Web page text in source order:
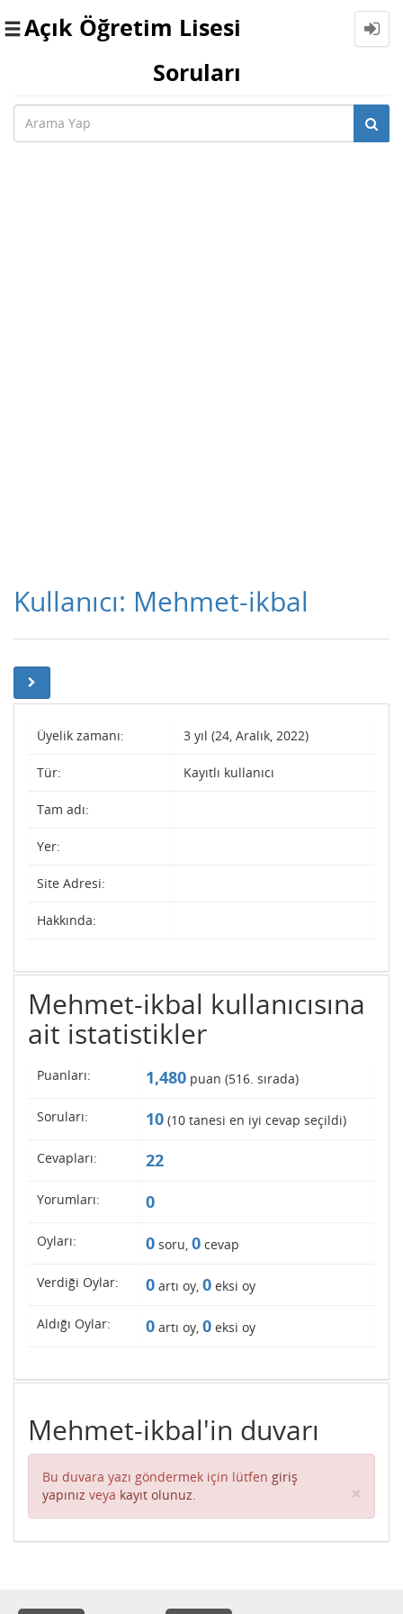
Toggle
Açık Öğretim Lisesi
Soruları
Kullanıcı: Mehmet-ikbal
Üyelik zamanı: 3 yıl (24, Aralık, 2022)
Tür: Kayıtlı kullanıcı
Tam adı:
Yer:
Site Adresi:
Hakkında:
Mehmet-ikbal kullanıcısına
ait istatistikler
Puanları: 1,480 puan (516. sırada)
Soruları: 10 (10 tanesi en iyi cevap seçildi)
Cevapları: 22
Yorumları: 0
Oyları: 0 soru, 0 cevap
Verdiği Oylar: 0 artı oy, 0 eksi oy
Aldığı Oylar: 0 artı oy, 0 eksi oy
Mehmet-ikbal'in duvarı
Bu duvara yazı göndermek için lütfen giriş
yapınız veya kayıt olunuz. ×